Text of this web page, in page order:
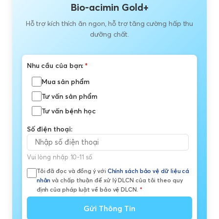
Bio-acimin Gold+
Hỗ trợ kích thích ăn ngon, hỗ trợ tăng cường hấp thu
dưỡng chất.
Nhu cầu của bạn:*
Mua sản phẩm
Tư vấn sản phẩm
Tư vấn bệnh học
Số điện thoại:
Vui lòng nhập 10-11 số
Tôi đã đọc và đồng ý với Chính sách bảo vệ dữ liệu cá
nhân và chấp thuận để xử lý DLCN của tôi theo quy
định của pháp luật về bảo vệ DLCN. *
Gửi Thông Tin